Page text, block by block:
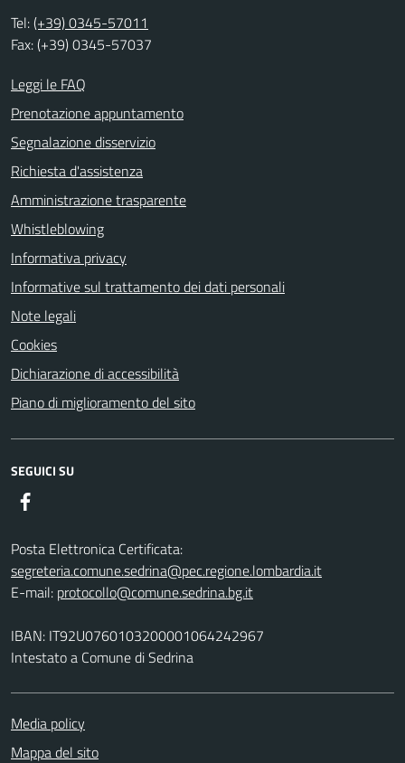
Tel:(+39) 0345-57011
Fax: (+39) 0345-57037
Leggi le FAQ
Prenotazione appuntamento
Segnalazione disservizio
Richiesta d'assistenza
Amministrazione trasparente
Whistleblowing
Informativa privacy
Informative sul trattamento dei dati personali
Note legali
Cookies
Dichiarazione di accessibilità
Piano di miglioramento del sito
SEGUICI SU
Posta Elettronica Certificata:
segreteria.comune.sedrina@pec.regione.lombardia.it
E-mail: protocollo@comune.sedrina.bg.it
IBAN: IT92U0760103200001064242967
Intestato a Comune di Sedrina
Media policy
Mappa del sito